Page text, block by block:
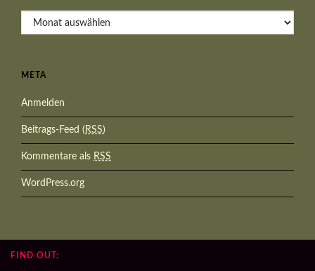
Archive
META
Anmelden
Beitrags-Feed ( RSS)
Kommentare als RSS
WordPress.org
FIND OUT: